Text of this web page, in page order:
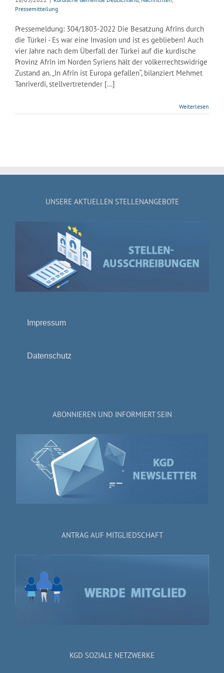
Pressemitteilung
Pressemeldung: 304/1803-2022 Die Besatzung Afrîns durch
die Türkei - Es war eine Invasion und ist es geblieben! Auch
vier Jahre nach dem Überfall der Türkei auf die kurdische
Provinz Afrîn im Norden Syriens hält der völkerrechtswidrige
Zustand an. „In Afrîn ist Europa gefallen“, bilanziert Mehmet
Tanriverdi, stellvertretender [...]
Weiterlesen
UNSERE AKTUELLEN STELLENANGEBOTE
Impressum
Datenschutz
ABONNIEREN UND INFORMIERT SEIN
ANTRAG AUF MITGLIEDSCHAFT
KGD SOZIALE NETZWERKE